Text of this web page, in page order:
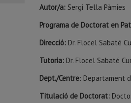
Autor/a: Sergi Tella Pàmies
Programa de Doctorat en
Direcció: Dr. Flocel Sabaté
Tutoria: Dr. Flocel Sabaté
Dept./Centre: Departament
Titulació de Doctorat: